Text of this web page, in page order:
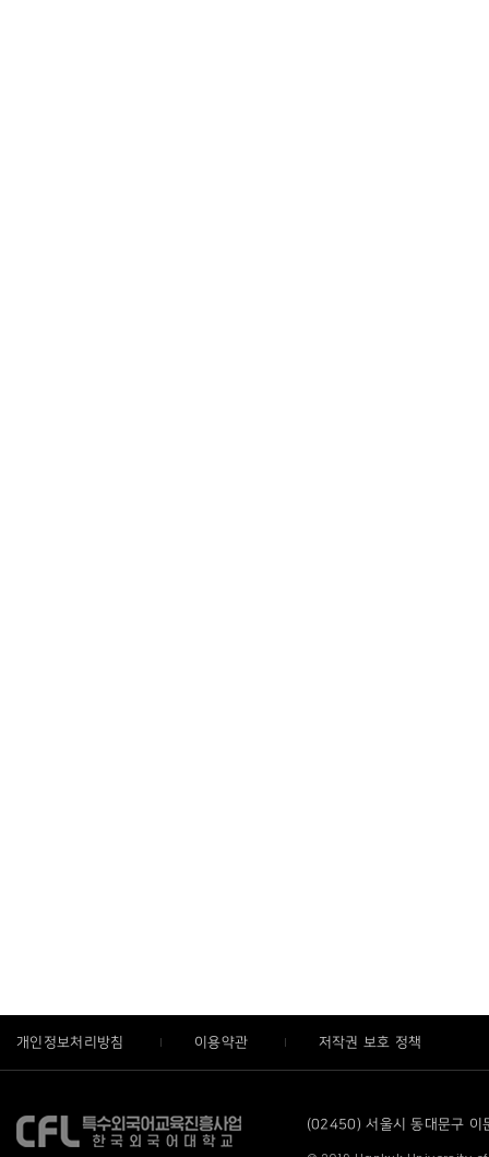
개인정보처리방침 이용약관 저작권 보호 정책
(02450) 서울시 동대문구